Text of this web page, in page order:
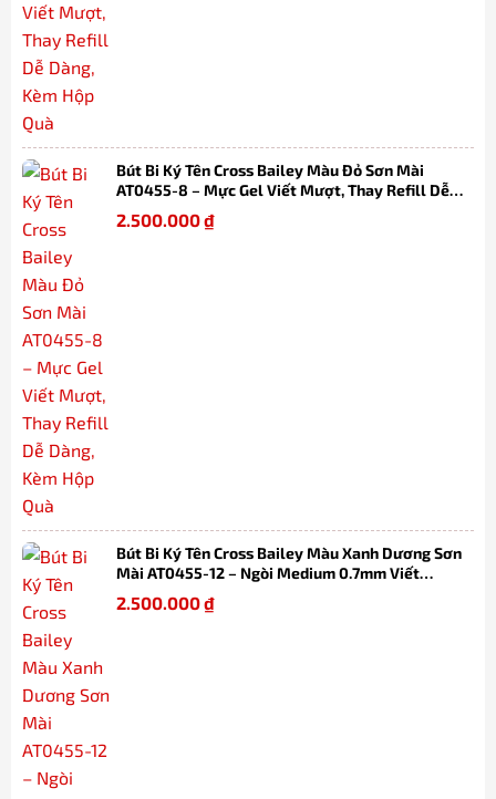
Bút Bi Ký Tên Cross Bailey Màu Đỏ Sơn Mài
AT0455-8 – Mực Gel Viết Mượt, Thay Refill Dễ
Dàng, Kèm Hộp Quà
2.500.000₫
Bút Bi Ký Tên Cross Bailey Màu Xanh Dương Sơn
Mài AT0455-12 – Ngòi Medium 0.7mm Viết
Mượt, Thay Refill Dễ Dàng Kèm Hộp Quà
2.500.000₫